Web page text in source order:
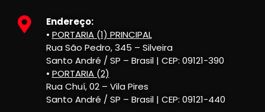
Endereço:
• PORTARIA (1) PRINCIPAL
Rua São Pedro, 345 – Silveira
Santo André / SP – Brasil | CEP: 09121-390
• PORTARIA (2)
Rua Chuí, 02 – Vila Pires
Santo André / SP – Brasil | CEP: 09121-440